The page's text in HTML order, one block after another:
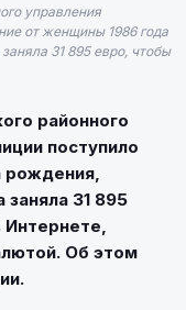
управления
от женщины 1986 года
31 895 евро, чтобы
районного
поступило
рождения,
заняла 31 895
Интернете,
Об этом